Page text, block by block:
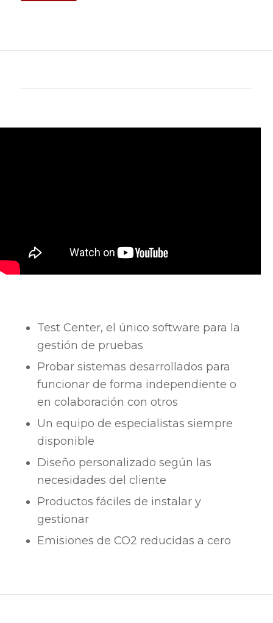
Test Center, el único software para la
gestión de pruebas
Probar sistemas desarrollados para
funcionar de forma independiente o
en colaboración con otros
Un equipo de especialistas siempre
disponible
Diseño personalizado según las
necesidades del cliente
Productos fáciles de instalar y
gestionar
Emisiones de CO2 reducidas a cero